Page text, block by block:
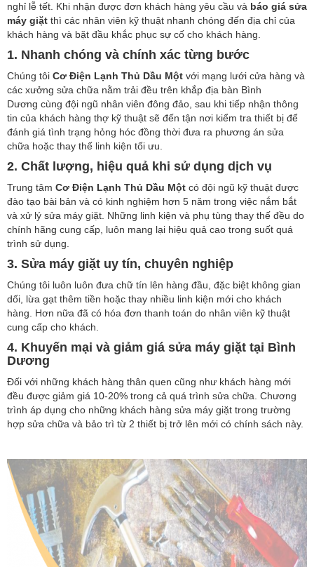
nghỉ lễ tết. Khi nhận được đơn khách hàng yêu cầu và báo giá sửa
máy giặt thì các nhân viên kỹ thuật nhanh chóng đến địa chỉ của
khách hàng và bặt đầu khắc phục sự cố cho khách hàng.
1. Nhanh chóng và chính xác từng bước
Chúng tôi Cơ Điện Lạnh Thủ Dầu Một với mạng lưới cửa hàng và
các xưởng sửa chữa nằm trải đều trên khắp địa bàn Bình
Dương cùng đội ngũ nhân viên đông đảo, sau khi tiếp nhận thông
tin của khách hàng thợ kỹ thuật sẽ đến tận nơi kiểm tra thiết bị để
đánh giá tình trạng hỏng hóc đồng thời đưa ra phương án sửa
chữa hoặc thay thế linh kiện tối ưu.
2. Chất lượng, hiệu quả khi sử dụng dịch vụ
Trung tâm Cơ Điện Lạnh Thủ Dầu Một có đội ngũ kỹ thuật được
đào tạo bài bản và có kinh nghiệm hơn 5 năm trong việc nắm bắt
và xử lý sửa máy giặt. Những linh kiện và phụ tùng thay thế đều do
chính hãng cung cấp, luôn mang lại hiệu quả cao trong suốt quá
trình sử dụng.
3. Sửa máy giặt uy tín, chuyên nghiệp
Chúng tôi luôn luôn đưa chữ tín lên hàng đầu, đặc biệt không gian
dối, lừa gạt thêm tiền hoặc thay nhiều linh kiện mới cho khách
hàng. Hơn nữa đã có hóa đơn thanh toán do nhân viên kỹ thuật
cung cấp cho khách.
4. Khuyến mại và giảm giá sửa máy giặt tại Bình
Dương
Đối với những khách hàng thân quen cũng như khách hàng mới
đều được giảm giá 10-20% trong cả quá trình sửa chữa. Chương
trình áp dụng cho những khách hàng sửa máy giặt trong trường
hợp sửa chữa và bảo trì từ 2 thiết bị trở lên mới có chính sách này.